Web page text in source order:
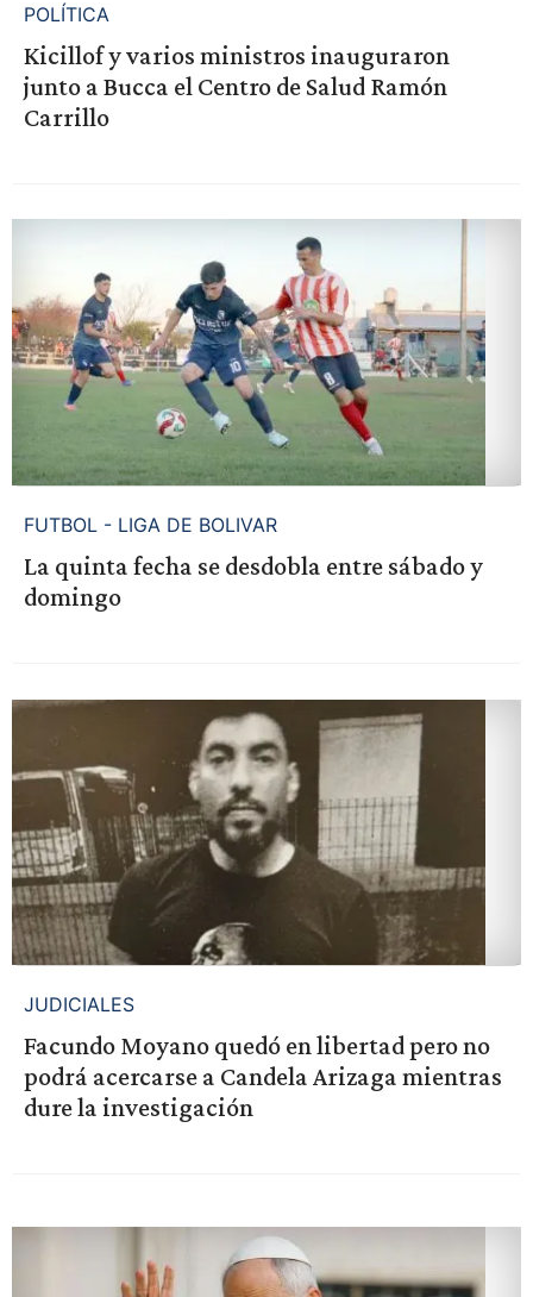
POLÍTICA
Kicillof y varios ministros inauguraron
junto a Bucca el Centro de Salud Ramón
Carrillo
FUTBOL - LIGA DE BOLIVAR
La quinta fecha se desdobla entre sábado y
domingo
JUDICIALES
Facundo Moyano quedó en libertad pero no
podrá acercarse a Candela Arizaga mientras
dure la investigación